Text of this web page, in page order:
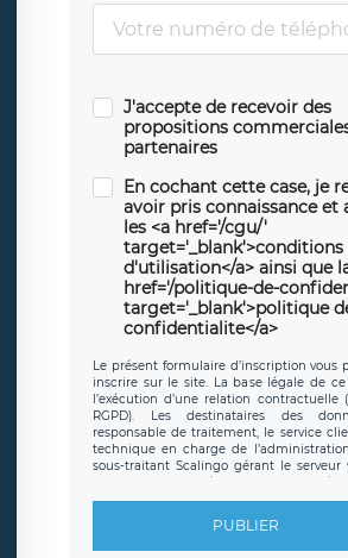
J'accepte de recevoir des
propositions
partenaires
En cochant cette case, je
avoir pris connaissance et
les <a href='/cgu/'
target='_blank'>conditions
d'utilisation</a> ainsi que
href='/politique-de-
target='_blank'>politique
confidentialite</a>
Le présent formulaire d’inscription vous
inscrire sur le site. La base légale de
l’exécution d’une relation contractuelle
RGPD). Les destinataires des
responsable de traitement, le service
technique en charge de
sous-traitant Scalingo gérant le serveur
toute personne légalement autorisée.
d’inscription est hébergé sur un
protection conformes au RGPD
. Les
sont conservées jusqu’à ce que
PUBLIER